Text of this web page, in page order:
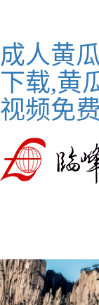
成人黄
下载,黄
视频免